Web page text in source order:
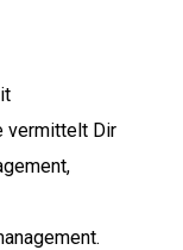
vermittelt Dir